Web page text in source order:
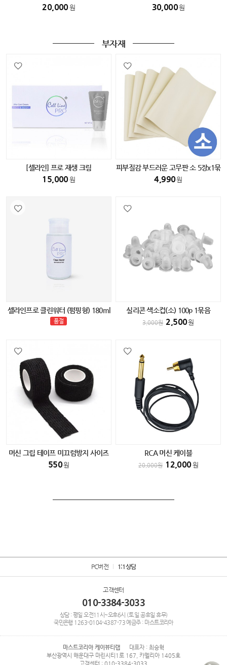
필수 색소)
20,000원
소
30,000원
부자재
[셀라인] 프로 재생 크림
15,000원
피부질감 부드러운 고무판 소 5장x1묶
음
4,990원
셀라인프로 클린워터 (펌핑형) 180ml
품절
실리콘 색소컵(소) 100p 1묶음
3,000원 2,500원
머신 그립 테이프 미끄럼방지 사이즈
(소) 반영구 타투 smp전용
550원
RCA 머신 케이블
20,000원 12,000원
PC버전 1:1상담
고객센터
010-3384-3033
상담 : 평일 오전11시~오후6시 (토.일.공휴일 휴무)
국민은행 1263-0104-4387-73예금주 : 마스트코리아
마스트코리아 케이뷰티랩
대표자 : 최승혁
부산광역시 해운대구 마린시티1로 167, 카멜리아 1405호
고객센터 : 010-3384-3033